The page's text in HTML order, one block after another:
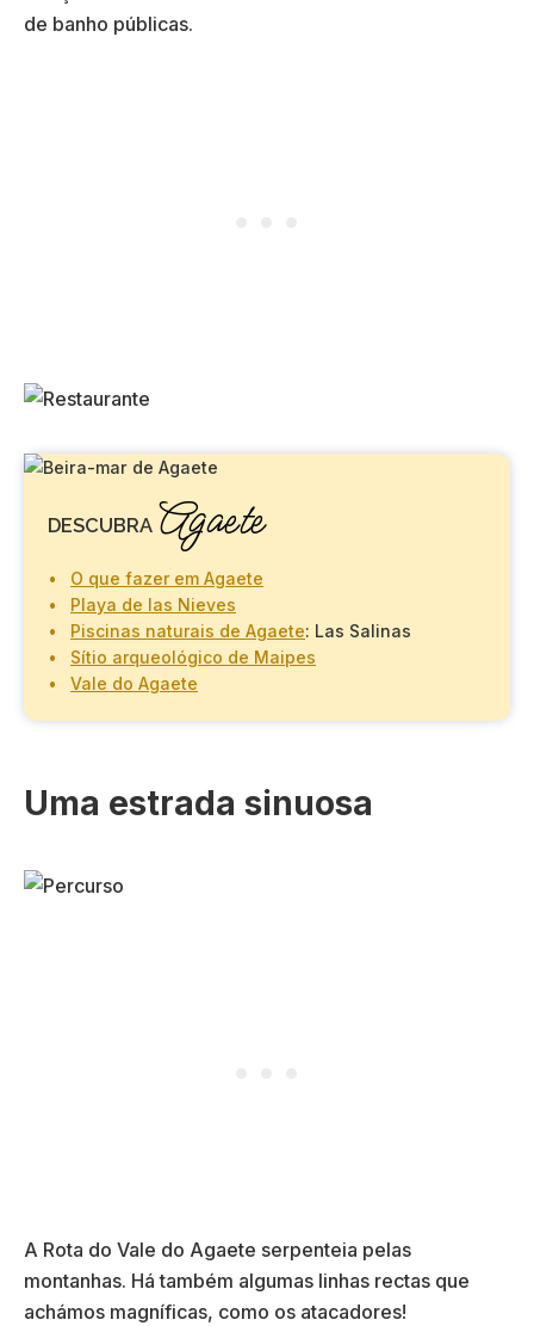
de banho públicas.
DESCUBRA Agaete
O que fazer em Agaete
Playa de las Nieves
Piscinas naturais de Agaete: Las Salinas
Sítio arqueológico de Maipes
Vale do Agaete
Uma estrada sinuosa
A Rota do Vale do Agaete serpenteia pelas
montanhas. Há também algumas linhas rectas que
achámos magníficas, como os atacadores!